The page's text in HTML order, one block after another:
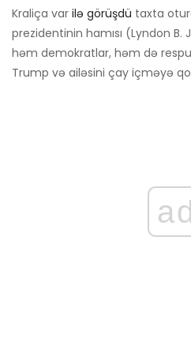
Kraliça var ilə görüşdü taxta
prezidentinin hamısı (Lyndon
həm demokratlar, həm də
Trump və ailəsini çay içməyə